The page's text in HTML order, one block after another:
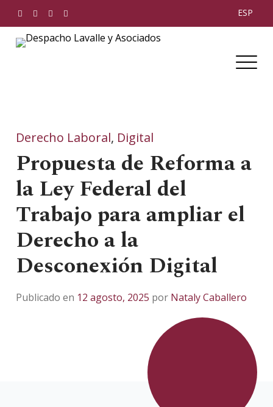
content
ESP
Despacho Lavalle y Asociados
Derecho Laboral, Digital
Propuesta de Reforma a
la Ley Federal del
Trabajo para ampliar el
Derecho a la
Desconexión Digital
Publicado en 12 agosto, 2025 por Nataly Caballero